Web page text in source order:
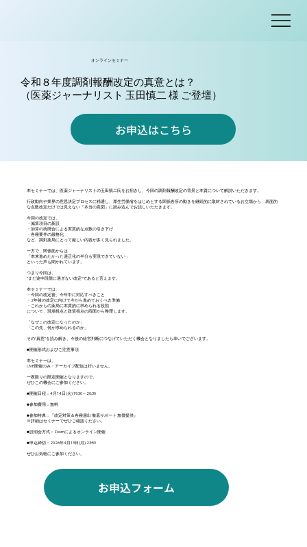
オンラインセミナー
令和８年度調剤報酬改定の真意とは？
（医薬ジャーナリスト 玉田慎二 様 ご登壇）
お申込はこちら
本セミナーでは、医薬ジャーナリストの玉田慎二氏をお招きし、今回の調剤報酬改定の背景と本質について解説いただきます。
行政動向や業界の意思決定プロセスに精通し、厚生労働省をはじめとする関係各所の動きを継続的に取材されているお立場から、表面的
な点数改定だけでは見えない「本当の意図」に踏み込んでお話しいただきます。
今回の改定では、
・減算項目の新設
・加算の統廃合による実質的な点数の引き下げ
・各種要件の厳格化
など、調剤薬局にとって厳しい内容が多く見られました。
一方で、関係筋からは
「本来進めたかった適正化の半分も実現できていない」
といった声も聞かれています。
つまり今回は、
“まだ途中段階に過ぎない改定"であると言えます。
本セミナーでは、
・今回の改定後、今年中に対応すべきこと
・2年後の改定に向けて今から進めておくべき準備
・これからの薬局に本質的に求められる役割
について、現場視点と政策視点の両面から整理します。
「なぜこの改定になったのか」
「この先、何が求められるのか」
その“真意”を読み解き、今後の経営判断につなげていただく機会となりましたら幸いでございます。
■開催形式およびご注意事項
本セミナーは、
LIVE開催のみ・アーカイブ配信は行いません。
一夜限りの限定開催となりますので、
ぜひこの機会にご参加ください。
■開催日程：4月14日(火) 19:30～20:30
■参加費用：無料
■参加特典：『改定対策＆各種届出 徹底サポート 無償提供』
※詳細はセミナーでぜひご確認ください。
■説明会方式：Zoomによるオンライン開催
■申込締切：2026年4月13日(月) 23:59
ぜひお気軽にご参加ください。
お申込フォーム